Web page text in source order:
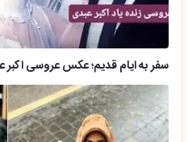
سفر به ایام قدیم؛ عکس عروسی اکبر